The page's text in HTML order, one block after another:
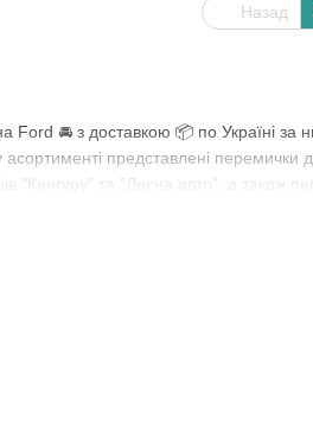
Ford 🚘 з доставкою 📦 по Україні
представлені перемички
"Кенгуру" та "Десна авто", а також
Назад